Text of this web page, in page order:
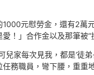
元慰勞金，還有2萬
！」合作金以及那筆
家每次見我，都是‘徒
務職員，彎下腰，重重